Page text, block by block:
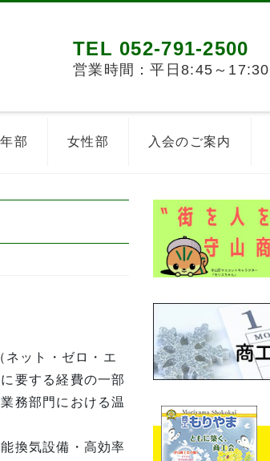
TEL 052-791-2500
営業時間：平日8:45～17:30
部 女性部 入会のご案内
ット・ゼロ・エ
要する経費の一部
務部門における温
換気設備・高効率